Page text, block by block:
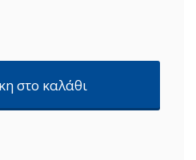
στο καλάθι